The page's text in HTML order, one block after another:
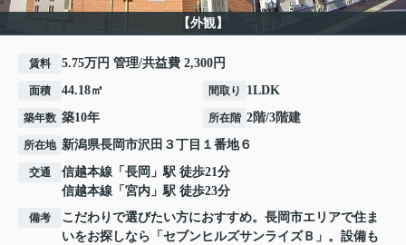
【外観】
賃料 5.75万円 管理/共益費 2,300円
面積 44.18㎡ 間取り 1LDK
築年数 築10年 所在階 2階/3階建
所在地 新潟県長岡市沢田 ３丁目１番地６
交通 信越本線 「 長岡 」駅 徒歩21分
信越本線 「 宮内 」駅 徒歩23分
備考
こだわりで選びたい方におすすめ。長岡市エリアで住ま
いをお探しなら「セブンヒルズサンライズＢ」。設備も